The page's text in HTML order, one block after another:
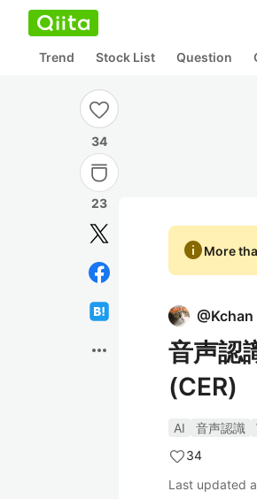
Trend Stock List Question
34
23
more_horiz
infoMore
@Kchan
音声認
(CER)
AI 音声認識
34
Last updated